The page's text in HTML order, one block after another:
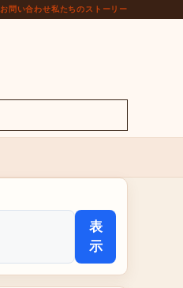
お問い合わせ私たちのストーリー
表
示